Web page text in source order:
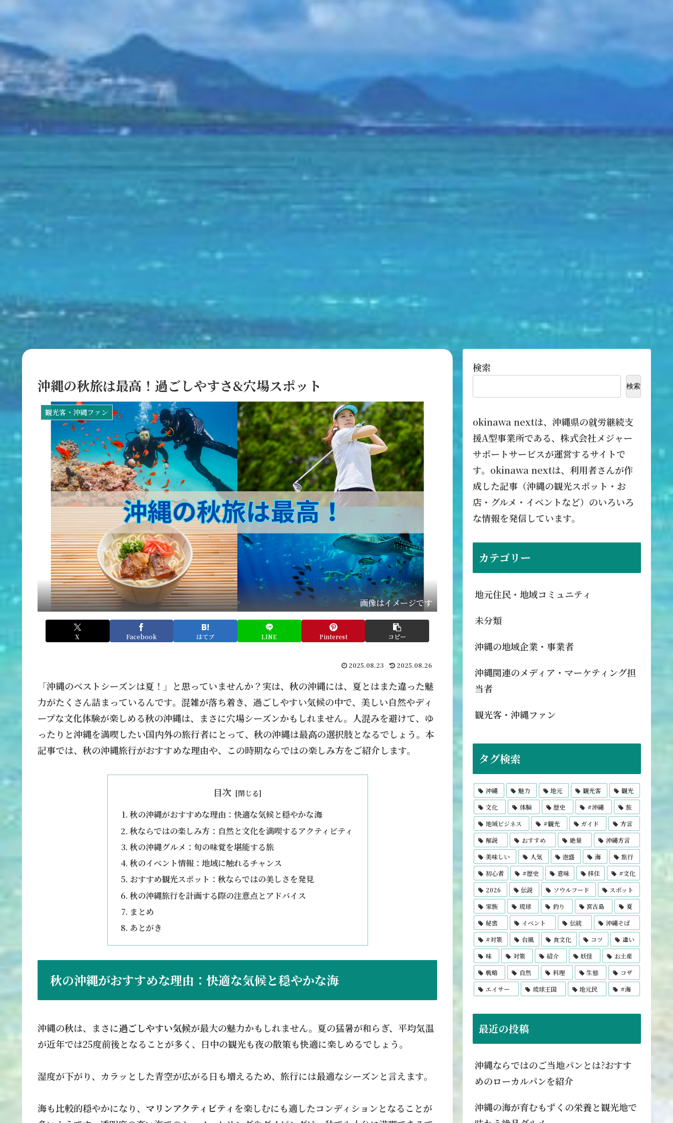
沖縄の秋旅は最高！過ごしやすさ&穴場スポット
観光客・沖縄ファン
画像はイメージです
X Facebook はてブ LINE Pinterest コピー
2025.08.23 2025.08.26
「沖縄のベストシーズンは夏！」と思っていませんか？実は、秋の沖縄には、夏とはまた違った魅
力がたくさん詰まっているんです。混雑が落ち着き、過ごしやすい気候の中で、美しい自然やディ
ープな文化体験が楽しめる秋の沖縄は、まさに穴場シーズンかもしれません。人混みを避けて、ゆ
ったりと沖縄を満喫したい国内外の旅行者にとって、秋の沖縄は最高の選択肢となるでしょう。本
記事では、秋の沖縄旅行がおすすめな理由や、この時期ならではの楽しみ方をご紹介します。
目次
秋の沖縄がおすすめな理由：快適な気候と穏やかな海
秋ならではの楽しみ方：自然と文化を満喫するアクティビティ
秋の沖縄グルメ：旬の味覚を堪能する旅
秋のイベント情報：地域に触れるチャンス
おすすめ観光スポット：秋ならではの美しさを発見
秋の沖縄旅行を計画する際の注意点とアドバイス
まとめ
あとがき
秋の沖縄がおすすめな理由：快適な気候と穏やかな海
沖縄の秋は、まさに過ごしやすい気候が最大の魅力かもしれません。夏の猛暑が和らぎ、平均気温
が近年では25度前後となることが多く、日中の観光も夜の散策も快適に楽しめるでしょう。
湿度が下がり、カラッとした青空が広がる日も増えるため、旅行には最適なシーズンと言えます。
海も比較的穏やかになり、 マリンアクティビティ を楽しむにも適したコンディションとなることが
検索
検索
okinawa nextは、沖縄県の就労継続支
援A型事業所である、株式会社メジャー
サポートサービスが運営するサイトで
す。okinawa nextは、利用者さんが作
成した記事（沖縄の観光スポット・お
店・グルメ・イベントなど）のいろいろ
な情報を発信しています。
カテゴリー
地元住民・地域コミュニティ
未分類
沖縄の地域企業・事業者
沖縄関連のメディア・マーケティング担
当者
観光客・沖縄ファン
タグ検索
沖縄 魅力 地元 観光客
観光
文化
体験 歴史 #沖縄
旅
地域ビジネス
#観光 ガイド
方言
解説
おすすめ 絶景
沖縄方言
美味しい
人気 泡盛 海
旅行
初心者
#歴史 意味 移住
#文化
2026
伝説 ソウルフード
スポット
家族
琉球 釣り 宮古島
夏
秘密
イベント 伝統
沖縄そば
#対策
台風 食文化 コツ
違い
味
対策 紹介 妖怪
お土産
戦略
自然 料理 生態
コザ
エイサー
琉球王国 地元民 #海
最近の投稿
沖縄ならではのご当地パンとは?おすす
めのローカルパンを紹介
沖縄の海が育むもずくの栄養と観光地で